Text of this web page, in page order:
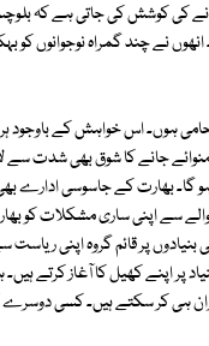
کی کوشش کی جاتی ہے کہ
نے چند گمراہ نوجوانوں کو
اس خواہش کے باوجود ہرگز
جانے کا شوق بھی شدت سے
بھارت کے جاسوسی ادارے
سے اپنی ساری مشکلات کو
پر قائم گروہ اپنی
پر اپنے کھیل کا آغاز کرتے
ہی کر سکتے ہیں۔ کسی